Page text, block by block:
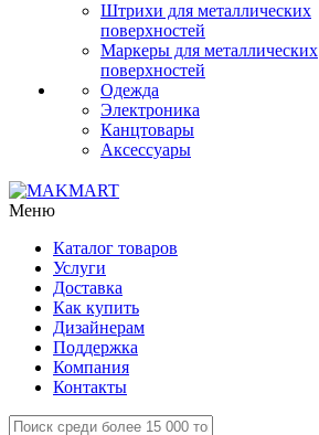
Штрихи для металлических
поверхностей
Маркеры для металлических
поверхностей
Одежда
Электроника
Канцтовары
Аксессуары
Меню
Каталог товаров
Услуги
Доставка
Как купить
Дизайнерам
Поддержка
Компания
Контакты